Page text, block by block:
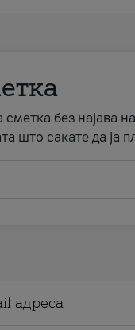
сметка без најава
што сакате да ја